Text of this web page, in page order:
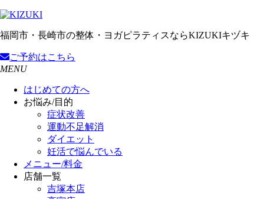
福岡市・長崎市の整体・ヨガピラティスならKIZUKIキヅキ
ご予約はこちら
MENU
はじめての方へ
お悩み/目的
症状改善
運動不足解消
ダイエット
妊活で悩んでいる
メニュー/料金
店舗一覧
吉塚本店